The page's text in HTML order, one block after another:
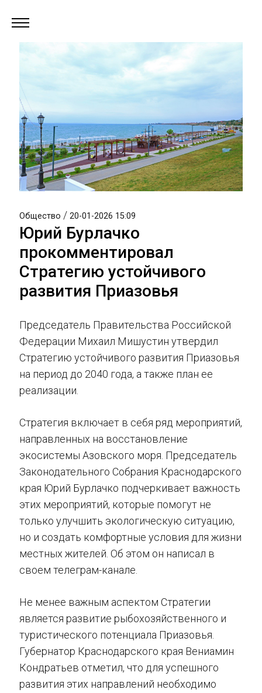
Общество / 20-01-2026 15:09
Юрий Бурлачко
прокомментировал
Стратегию устойчивого
развития Приазовья
Председатель Правительства Российской
Федерации Михаил Мишустин утвердил
Стратегию устойчивого развития Приазовья
на период до 2040 года, а также план ее
реализации.
Стратегия включает в себя ряд мероприятий,
направленных на восстановление
экосистемы Азовского моря. Председатель
Законодательного Собрания Краснодарского
края Юрий Бурлачко подчеркивает важность
этих мероприятий, которые помогут не
только улучшить экологическую ситуацию,
но и создать комфортные условия для жизни
местных жителей. Об этом он написал в
своем телеграм-канале.
Не менее важным аспектом Стратегии
является развитие рыбохозяйственного и
туристического потенциала Приазовья.
Губернатор Краснодарского края Вениамин
Кондратьев отметил, что для успешного
развития этих направлений необходимо